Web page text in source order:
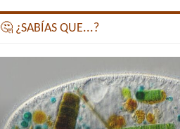
🤔 ¿SABÍAS QUE...?